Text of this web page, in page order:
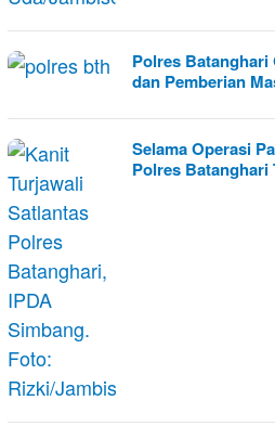
Polres Batanghari
dan Pemberian
Selama Operasi
Polres Batanghari